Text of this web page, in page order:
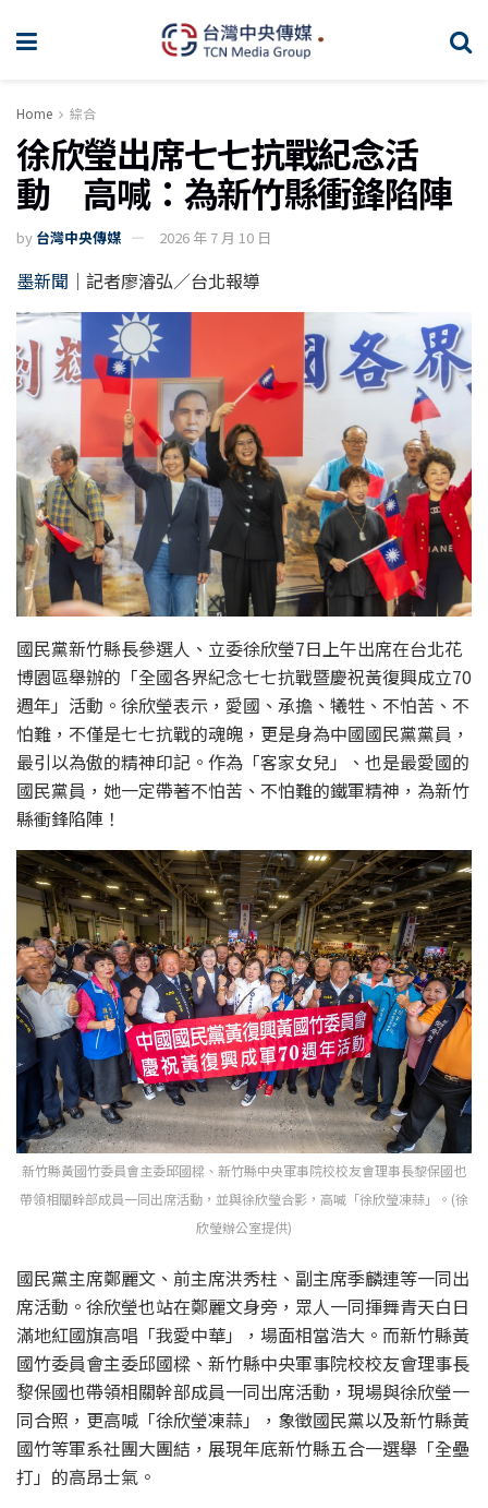
Home 綜合
徐欣瑩出席七七抗戰紀念活
動 高喊：為新竹縣衝鋒陷陣
by 台灣中央傳媒 2026 年 7 月 10 日
墨新聞 ｜記者廖濬弘／台北報導
國民黨新竹縣長參選人、立委徐欣瑩7日上午出席在台北花
博園區舉辦的「全國各界紀念七七抗戰暨慶祝黃復興成立70
週年」活動。徐欣瑩表示，愛國、承擔、犧牲、不怕苦、不
怕難，不僅是七七抗戰的魂魄，更是身為中國國民黨黨員，
最引以為傲的精神印記。作為「客家女兒」、也是最愛國的
國民黨員，她一定帶著不怕苦、不怕難的鐵軍精神，為新竹
縣衝鋒陷陣！
新竹縣黃國竹委員會主委邱國樑、新竹縣中央軍事院校校友會理事長黎保國也
帶領相關幹部成員一同出席活動，並與徐欣瑩合影，高喊「徐欣瑩凍蒜」。(徐
欣瑩辦公室提供)
國民黨主席鄭麗文、前主席洪秀柱、副主席季麟連等一同出
席活動。徐欣瑩也站在鄭麗文身旁，眾人一同揮舞青天白日
滿地紅國旗高唱「我愛中華」，場面相當浩大。而新竹縣黃
國竹委員會主委邱國樑、新竹縣中央軍事院校校友會理事長
黎保國也帶領相關幹部成員一同出席活動，現場與徐欣瑩一
同合照，更高喊「徐欣瑩凍蒜」，象徵國民黨以及新竹縣黃
國竹等軍系社團大團結，展現年底新竹縣五合一選舉「全壘
打」的高昂士氣。